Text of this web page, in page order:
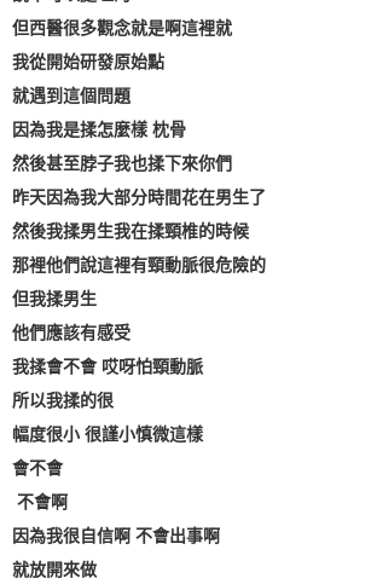
但西醫很多觀念就是啊這裡就
我從開始研發原始點
就遇到這個問題
因為我是揉怎麼樣 枕骨
然後甚至脖子我也揉下來你們
昨天因為我大部分時間花在男生了
然後我揉男生我在揉頸椎的時候
那裡他們說這裡有頸動脈很危險的
但我揉男生
他們應該有感受
我揉會不會 哎呀怕頸動脈
所以我揉的很
幅度很小 很謹小慎微這樣
會不會
不會啊
因為我很自信啊 不會出事啊
就放開來做